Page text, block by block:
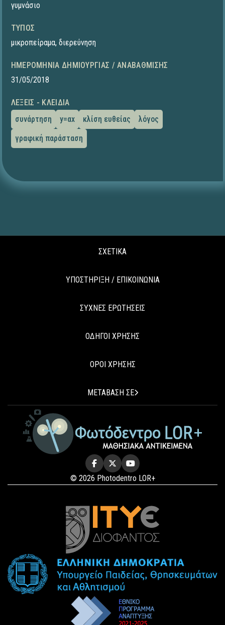
γυμνάσιο
ΤΎΠΟΣ
μικροπείραμα, διερεύνηση
ΗΜΕΡΟΜΗΝΊΑ ΔΗΜΙΟΥΡΓΊΑΣ / ΑΝΑΒΆΘΜΙΣΗΣ
31/05/2018
ΛΈΞΕΙΣ - ΚΛΕΙΔΙΆ
συνάρτηση
y=αx κλίση ευθείας
λόγος
γραφική παράσταση
ΣΧΕΤΙΚΑ
ΥΠΟΣΤΗΡΙΞΗ / ΕΠΙΚΟΙΝΩΝΙΑ
ΣΥΧΝΕΣ ΕΡΩΤΗΣΕΙΣ
ΟΔΗΓΟΙ ΧΡΗΣΗΣ
ΟΡΟΙ ΧΡΗΣΗΣ
ΜΕΤΑΒΑΣΗ ΣΕ
© 2026 Photodentro LOR+